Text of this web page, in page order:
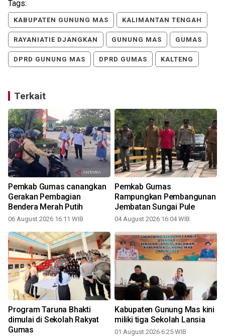
Tags:
KABUPATEN GUNUNG MAS KALIMANTAN TENGAH
RAYANIATIE DJANGKAN GUNUNG MAS GUMAS
DPRD GUNUNG MAS DPRD GUMAS KALTENG
Terkait
Pemkab Gumas canangkan
Gerakan Pembagian
Bendera Merah Putih
06 August 2026 16:11 WIB
Pemkab Gumas
Rampungkan Pembangunan
Jembatan Sungai Pule
04 August 2026 16:04 WIB
Program Taruna Bhakti
dimulai di Sekolah Rakyat
Gumas
Kabupaten Gunung Mas kini
miliki tiga Sekolah Lansia
01 August 2026 6:25 WIB